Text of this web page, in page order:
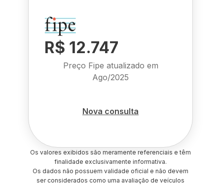
R$ 12.747
Preço Fipe atualizado em
Ago/2025
Nova consulta
Os valores exibidos são meramente referenciais e têm
finalidade exclusivamente informativa.
Os dados não possuem validade oficial e não devem
ser considerados como uma avaliação de veículos